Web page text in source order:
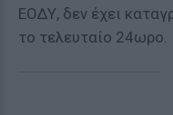
ΕΟΔΥ, δεν έχει
το τελευταίο 24ωρο.